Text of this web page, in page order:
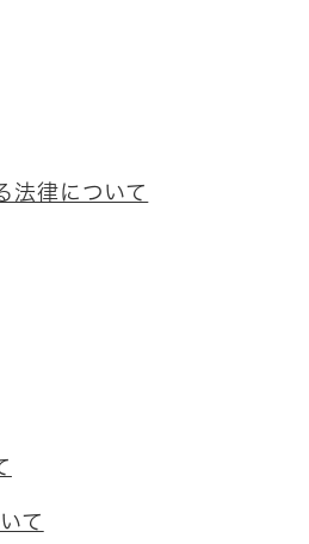
法律について
て